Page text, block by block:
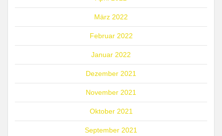
März 2022
Februar 2022
Januar 2022
Dezember 2021
November 2021
Oktober 2021
September 2021